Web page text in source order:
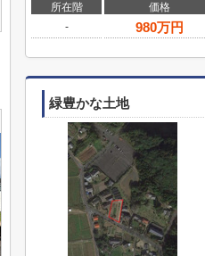
所在階 価格
-
980万円
緑豊かな土地